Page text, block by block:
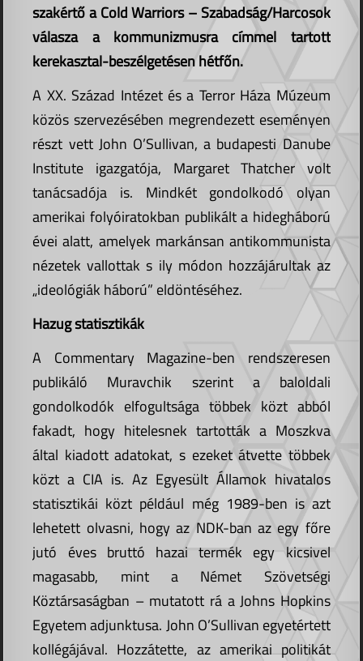
szakértő a Cold Warriors – Szabadság/Harcosok
válasza a kommunizmusra címmel tartott
kerekasztal-beszélgetésen hétfőn.
A XX. Század Intézet és a Terror Háza Múzeum
közös szervezésében megrendezett eseményen
részt vett John O’Sullivan, a budapesti Danube
Institute igazgatója, Margaret Thatcher volt
tanácsadója is. Mindkét gondolkodó olyan
amerikai folyóiratokban publikált a hidegháború
évei alatt, amelyek markánsan antikommunista
nézetek vallottak s ily módon hozzájárultak az
„ideológiák háború” eldöntéséhez.
Hazug statisztikák
A Commentary Magazine-ben rendszeresen
publikáló Muravchik szerint a baloldali
gondolkodók elfogultsága többek közt abból
fakadt, hogy hitelesnek tartották a Moszkva
által kiadott adatokat, s ezeket átvette többek
közt a CIA is. Az Egyesült Államok hivatalos
statisztikái közt például még 1989-ben is azt
lehetett olvasni, hogy az NDK-ban az egy főre
jutó éves bruttó hazai termék egy kicsivel
magasabb, mint a Német Szövetségi
Köztársaságban – mutatott rá a Johns Hopkins
Egyetem adjunktusa. John O’Sullivan egyetértett
kollégájával. Hozzátette, az amerikai politikát